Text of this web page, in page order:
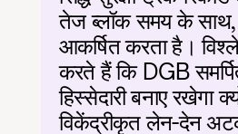
तेज ब्लॉक समय के साथ,
आकर्षित करता है।
करते हैं कि DGB
हिस्सेदारी बनाए रखेगा
विकेंद्रीकृत लेन-देन